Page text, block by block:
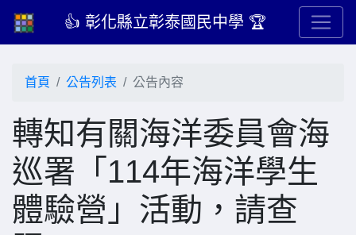
👍 彰化縣立彰泰國民中學 🏆
首頁 公告列表 公告內容
轉知有關海洋委員會海
巡署「114年海洋學生
體驗營」活動，請查